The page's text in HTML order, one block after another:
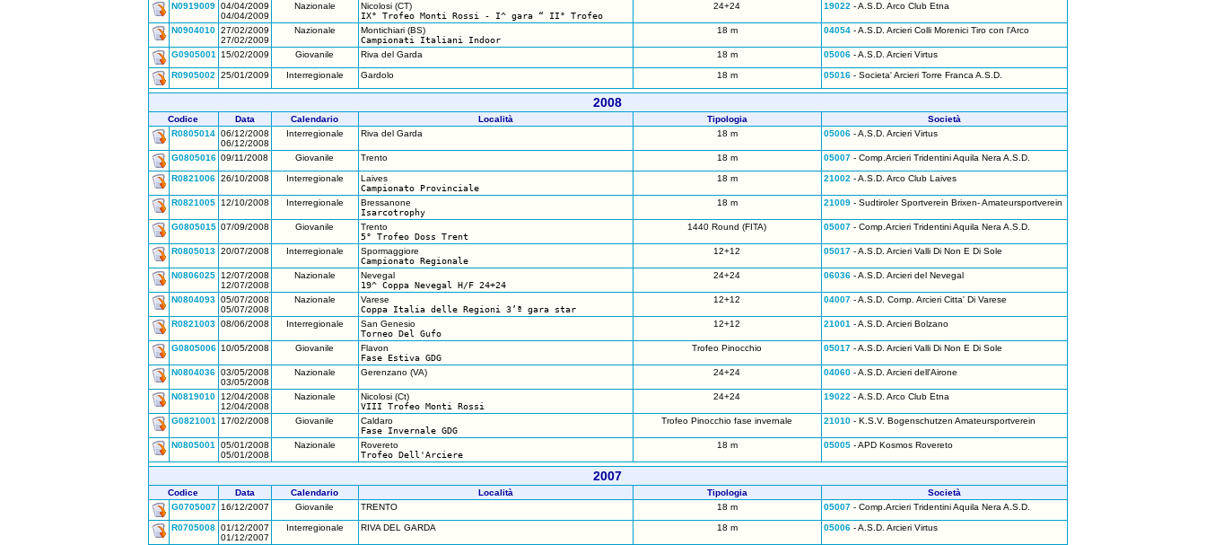
N0919009 04/04/2009
04/04/2009
Nazionale
Nicolosi (CT)
IX° Trofeo Monti Rossi - I^ gara “ II° Trofeo
24+24 19022 - A.S.D. Arco Club Etna
N0904010 27/02/2009
27/02/2009
Nazionale
Montichiari (BS)
Campionati Italiani Indoor
18 m 04054- A.S.D. Arcieri Colli Morenici Tiro con l'Arco
G0905001 15/02/2009 Giovanile Riva del Garda 18 m 05006- A.S.D. Arcieri Virtus
R0905002 25/01/2009 Interregionale Gardolo 18 m 05016- Societa' Arcieri Torre Franca A.S.D.
2008
Codice Data Calendario Località Tipologia
Società
R0805014 06/12/2008
06/12/2008
Interregionale Riva del Garda 18 m 05006- A.S.D. Arcieri Virtus
G0805016 09/11/2008 Giovanile Trento 18 m 05007- Comp.Arcieri Tridentini Aquila Nera A.S.D.
R0821006 26/10/2008 Interregionale
Laives
Campionato Provinciale
18 m 21002 - A.S.D. Arco Club Laives
R0821005 12/10/2008 Interregionale
Bressanone
Isarcotrophy
18 m 21009- Sudtiroler Sportverein Brixen- Amateursportverein
G0805015 07/09/2008 Giovanile
Trento
5° Trofeo Doss Trent
1440 Round (FITA) 05007- Comp.Arcieri Tridentini Aquila Nera A.S.D.
R0805013 20/07/2008 Interregionale
Spormaggiore
Campionato Regionale
12+12 05017- A.S.D. Arcieri Valli Di Non E Di Sole
N0806025
12/07/2008
12/07/2008
Nazionale
Nevegal
19^ Coppa Nevegal H/F 24+24
24+24 06036- A.S.D. Arcieri del Nevegal
N0804093 05/07/2008
05/07/2008
Nazionale
Varese
Coppa Italia delle Regioni 3’ª gara star
12+12 04007- A.S.D. Comp. Arcieri Citta' Di Varese
R0821003 08/06/2008 Interregionale
San Genesio
Torneo Del Gufo
12+12 21001 - A.S.D. Arcieri Bolzano
G0805006 10/05/2008 Giovanile
Flavon
Fase Estiva GDG
Trofeo Pinocchio 05017- A.S.D. Arcieri Valli Di Non E Di Sole
N0804036 03/05/2008
03/05/2008
Nazionale Gerenzano (VA) 24+24 04060- A.S.D. Arcieri dell'Airone
N0819010
12/04/2008
12/04/2008
Nazionale
Nicolosi (Ct)
VIII Trofeo Monti Rossi
24+24 19022 - A.S.D. Arco Club Etna
G0821001 17/02/2008 Giovanile
Caldaro
Fase Invernale GDG
Trofeo Pinocchio fase invernale 21010- K.S.V. Bogenschutzen Amateursportverein
N0805001
05/01/2008
05/01/2008
Nazionale
Rovereto
Trofeo Dell'Arciere
18 m 05005- APD Kosmos Rovereto
2007
Codice Data Calendario Località Tipologia
Società
G0705007 16/12/2007 Giovanile TRENTO 18 m 05007- Comp.Arcieri Tridentini Aquila Nera A.S.D.
R0705008 01/12/2007
01/12/2007
Interregionale RIVA DEL GARDA 18 m 05006- A.S.D. Arcieri Virtus